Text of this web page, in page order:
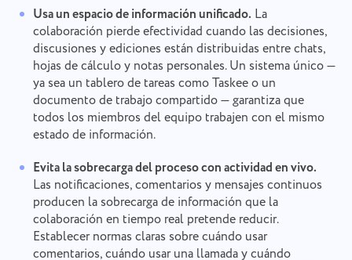
Usa un espacio de información unificado. La
colaboración pierde efectividad cuando las decisiones,
discusiones y ediciones están distribuidas entre chats,
hojas de cálculo y notas personales. Un sistema único —
ya sea un tablero de tareas como Taskee o un
documento de trabajo compartido — garantiza que
todos los miembros del equipo trabajen con el mismo
estado de información.
Evita la sobrecarga del proceso con actividad en vivo.
Las notificaciones, comentarios y mensajes continuos
producen la sobrecarga de información que la
colaboración en tiempo real pretende reducir.
Establecer normas claras sobre cuándo usar
comentarios, cuándo usar una llamada y cuándo
Examinar archivos o arrastra y suelta
Email
Tu mensaje
Enviar
Al hacer clic en el botón "Enviar", acepta el
con la
Política de privacidad.
Examinar archivoso arrastra y suelta
successfully
We will contact you soon
Definitivamente nos familiarizaremos con ello y
trataremos de implementarlo en el producto. ¡Nos
ayudas a mejorar cada día!
Subir archivos
Sugerir
Al hacer clic en el botón, confirmas tu
consentimiento para el procesamiento de
datos personales.